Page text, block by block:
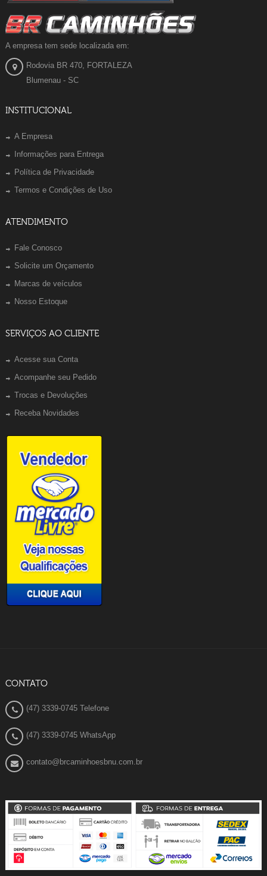
A empresa tem sede localizada em:
Rodovia BR 470, FORTALEZA
Blumenau - SC
INSTITUCIONAL
A Empresa
Informações para Entrega
Política de Privacidade
Termos e Condições de Uso
ATENDIMENTO
Fale Conosco
Solicite um Orçamento
Marcas de veículos
Nosso Estoque
SERVIÇOS AO CLIENTE
Acesse sua Conta
Acompanhe seu Pedido
Trocas e Devoluções
Receba Novidades
CONTATO
(47) 3339-0745 Telefone
(47) 3339-0745 WhatsApp
contato@brcaminhoesbnu.com.br